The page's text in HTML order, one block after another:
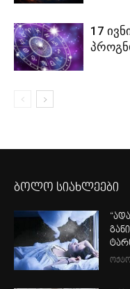
17
ბოლო სიახლეები